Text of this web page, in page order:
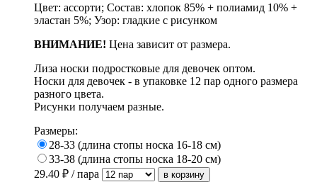
Цвет: ассорти; Состав: хлопок 85% + полиамид 10% +
эластан 5%; Узор: гладкие с рисунком
ВНИМАНИЕ! Цена зависит от размера.
Лиза носки подростковые для девочек оптом.
Носки для девочек - в упаковке 12 пар одного размера
разного цвета.
Рисунки получаем разные.
Размеры:
28-33 (длина стопы носка 16-18 см)
33-38 (длина стопы носка 18-20 см)
29.40 ₽ / пара